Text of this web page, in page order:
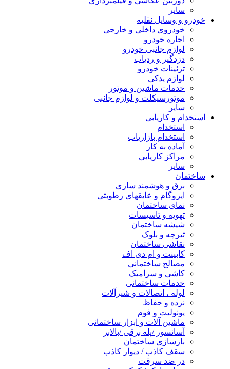
سایر
خودرو و وسایل نقلیه
خودروی داخلی و خارجی
اجاره خودرو
لوازم جانبی خودرو
دزدگیر و ردیاب
تزئینات خودرو
لوازم یدکی
خدمات ماشین و موتور
موتورسیکلت و لوازم جانبی
سایر
استخدام و کاریابی
استخدام
استخدام بازاریاب
آماده به کار
مراکز کاریابی
سایر
ساختمان
برق و هوشمند سازی
ایزوگام و عایقهای رطوبتی
نمای ساختمان
تهویه و تاسیسات
شیشه ساختمان
تیرچه و بلوک
نقاشی ساختمان
کابینت و ام دی اف
مصالح ساختمانی
کاشی و سرامیک
خدمات ساختمانی
لوله ، اتصالات و شیرآلات
نرده و حفاظ
یونولیت و فوم
ماشین آلات و ابزار ساختمانی
آسانسور /پله برقی /بالابر
بازسازی ساختمان
سقف کاذب / دیوار کاذب
در ضد سرقت